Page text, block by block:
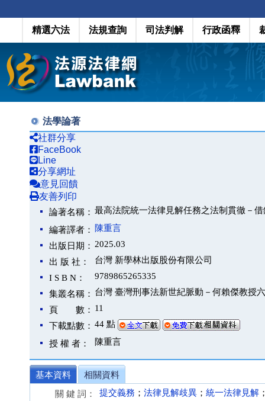
精選六法 法規查詢 司法判解 行政函釋
法學論著
社群分享
FaceBook
Line
分享網址
意見回饋
友善列印
論著名稱： 最高法院統一法律見解任務之法制貫徹－
編著譯者：
陳重言
出版日期： 2025.03
出 版 社：
台灣 新學林出版股份有限公司
I S B N：
9789865265335
集叢名稱： 台灣 臺灣刑事法新世紀脈動－何賴傑教授
頁 數： 11
下載點數： 44 點
授 權 者： 陳重言
基本資料
相關資料
關 鍵 詞：
提交義務 ； 法律見解歧異 ； 統一法律見解